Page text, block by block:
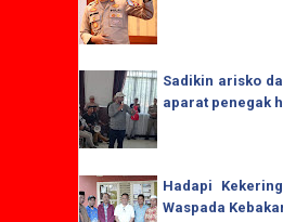
Sadikin arisko
aparat penegak
Hadapi
Waspada